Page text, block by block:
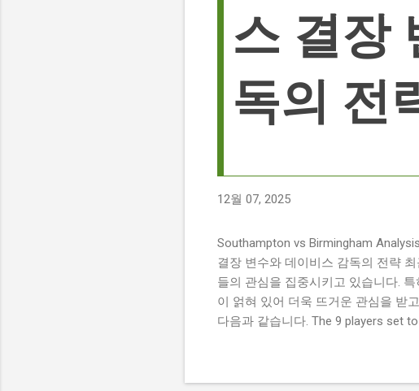
스 결장
독의 전
12월 07, 2025
Southampton vs Birmingham
결장 변수와 데이비스 감독의 전략
들의 관심을 집중시키고 있습니다.
이 얽혀 있어 더욱 뜨거운 관심을 받
다음과 같습니다. The 9 players set
경기 당일 실시간 스코어 업데이트를